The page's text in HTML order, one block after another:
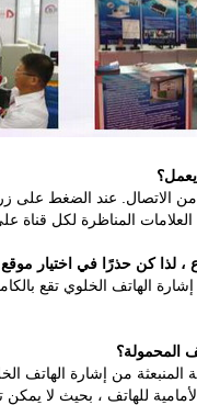
الاتصال. عند الضغط على
العلامات المناظرة لكل
، لذا كن حذرًا في اختيار
الهاتف الخلوي تقع
المحمولة؟
من إشارة الهاتف
للهاتف ، بحيث لا